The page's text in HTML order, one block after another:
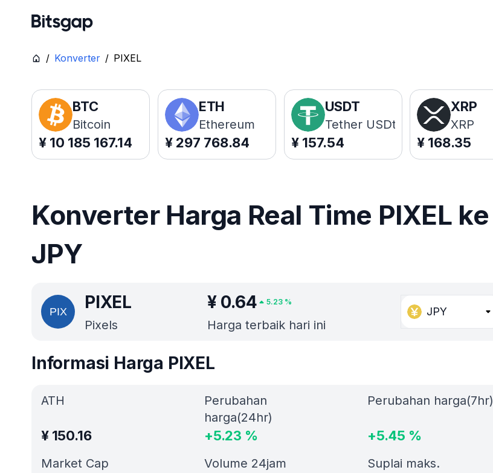
/ Konverter / PIXEL
BTC
Bitcoin
¥ 10 185 167.14
ETH
Ethereum
¥ 297 768.84
USDT
Tether USDt
¥ 157.54
XRP
XRP
¥ 168.35
Konverter Harga Real Time PIXEL ke
JPY
PIXEL
Pixels
¥ 0.64 5.23 %
Harga terbaik hari ini
JPY
Informasi Harga PIXEL
ATH
¥ 150.16
Market Cap
Perubahan
harga(24hr)
+5.23 %
Perubahan harga(7hr)
+5.45 %
Volume 24jam Suplai maks.